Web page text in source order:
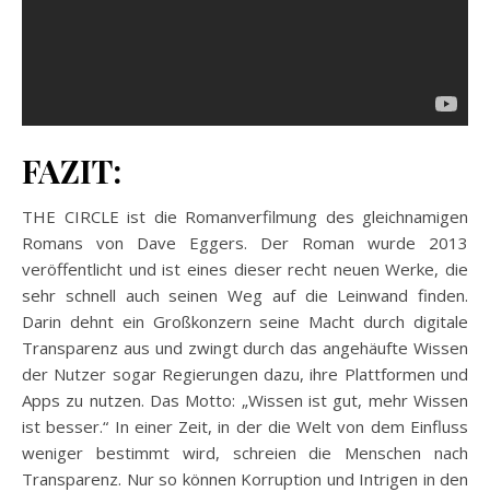
FAZIT:
THE CIRCLE ist die Romanverfilmung des gleichnamigen
Romans von Dave Eggers. Der Roman wurde 2013
veröffentlicht und ist eines dieser recht neuen Werke, die
sehr schnell auch seinen Weg auf die Leinwand finden.
Darin dehnt ein Großkonzern seine Macht durch digitale
Transparenz aus und zwingt durch das angehäufte Wissen
der Nutzer sogar Regierungen dazu, ihre Plattformen und
Apps zu nutzen. Das Motto: „Wissen ist gut, mehr Wissen
ist besser.“ In einer Zeit, in der die Welt von dem Einfluss
weniger bestimmt wird, schreien die Menschen nach
Transparenz. Nur so können Korruption und Intrigen in den